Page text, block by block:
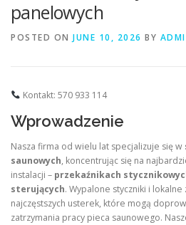
panelowych
POSTED ON JUNE 10, 2026 BY
Kontakt: 570 933 114
Wprowadzenie
Nasza firma od wielu lat specjalizuje się w
saunowych, koncentrując się na
instalacji – przekaźnikach
sterujących. Wypalone styczniki i
najczęstszych usterek, które mogą
zatrzymania pracy pieca saunowego.